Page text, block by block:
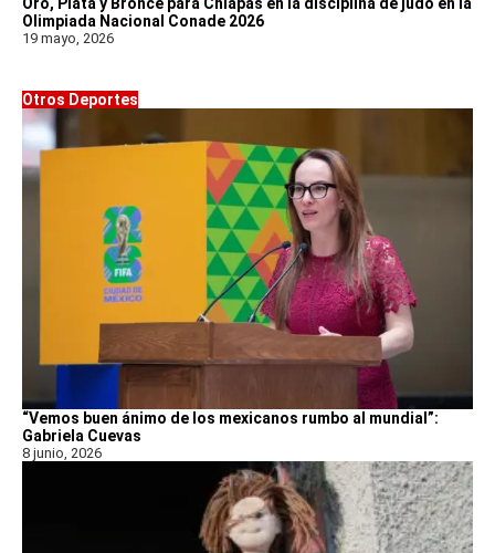
Olimpiada Nacional Conade 2026
19 mayo, 2026
Otros Deportes
“Vemos buen ánimo de los mexicanos rumbo al mundial”:
Gabriela Cuevas
8 junio, 2026